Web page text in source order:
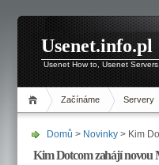
Usenet.info.pl
Usenet How to, Usenet
Začínáme Servery
Domů > Novinky > Kim
Kim Dotcom zahájí novou